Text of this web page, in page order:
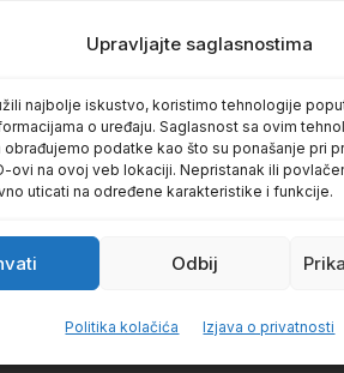
Upravljajte saglasnostima
najbolje iskustvo, koristimo tehnologije
o uređaju. Saglasnost sa ovim
podatke kao što su ponašanje pri
ovi na ovoj veb lokaciji. Nepristanak ili
uticati na određene karakteristike i funkcije.
Odbij
Politika kolačića Izjava o privatnosti